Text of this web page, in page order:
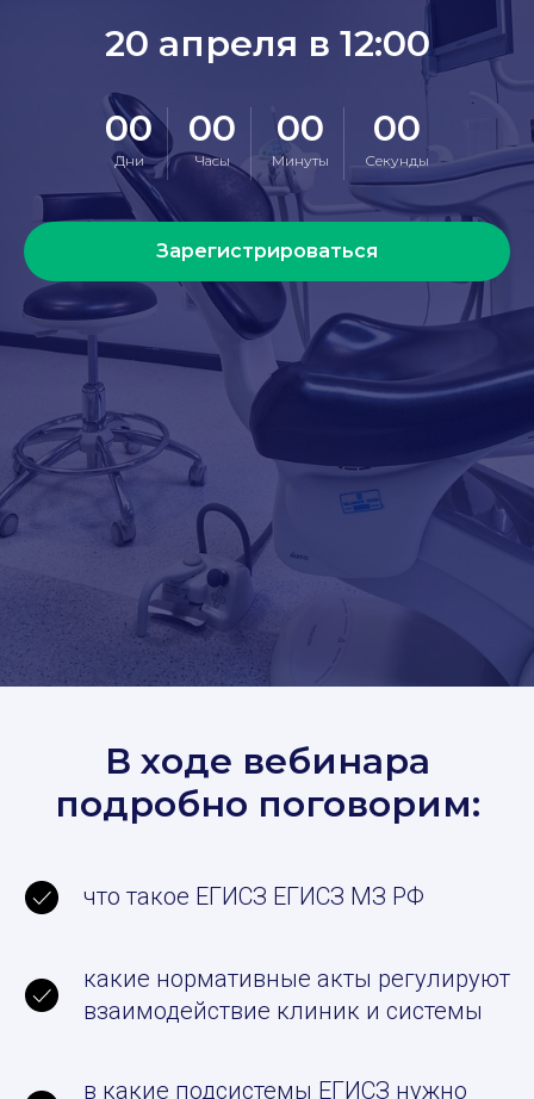
20 апреля в 12:00
00
Дни
00
Часы
00
Минуты
00
Секунды
Зарегистрироваться
В ходе вебинара
подробно поговорим:
что такое ЕГИСЗ ЕГИСЗ МЗ РФ
какие нормативные акты регулируют
взаимодействие клиник и системы
в какие подсистемы ЕГИСЗ нужно